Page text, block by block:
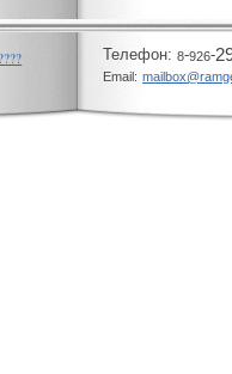
Телeфон: 8-926-
Email: